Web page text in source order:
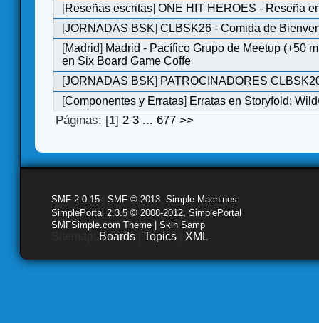
[Reseñas escritas]ONE HIT HEROES - Reseña
[JORNADAS BSK]CLBSK26 - Comida de
[Madrid] Madrid - Pacífico Grupo de Meetup (+50
en Six Board Game Coffe
[JORNADAS BSK] PATROCINADORES
[Componentes y Erratas] Erratas en Storyfold:
Páginas: [1]2 3 ...677 >>
SMF 2.0.15 SMF © 2013 Simple Machines
SimplePortal 2.3.5 © 2008-2012, SimplePortal
SMFSimple.com Theme | Skin Samp
Boards Topics XML